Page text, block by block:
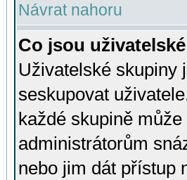
Návrat nahoru
Co jsou
Uživatelské skupiny
seskupovat
každé skupině
administrátorům
nebo jim dát přístup